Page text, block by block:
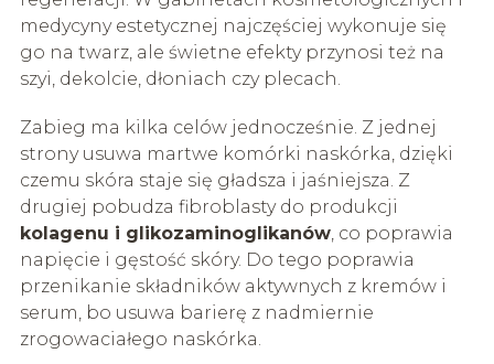
medycyny estetycznej najczęściej wykonuje się
go na twarz, ale świetne efekty przynosi też na
szyi, dekolcie, dłoniach czy plecach.
Zabieg ma kilka celów jednocześnie. Z jednej
strony usuwa martwe komórki naskórka, dzięki
czemu skóra staje się gładsza i jaśniejsza. Z
drugiej pobudza fibroblasty do produkcji
kolagenu i glikozaminoglikanów, co poprawia
napięcie i gęstość skóry. Do tego poprawia
przenikanie składników aktywnych z kremów i
serum, bo usuwa barierę z nadmiernie
zrogowaciałego naskórka.